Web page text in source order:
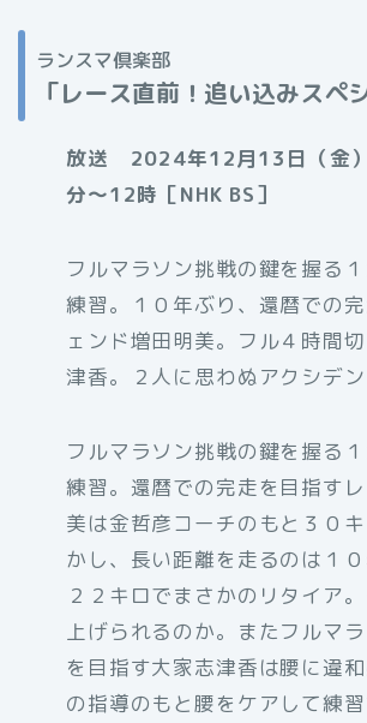
ランスマ倶楽部
「レース直前！追い込みスペ
放送 2024年12月13日（金
分〜12時［NHK BS］
フルマラソン挑戦の鍵を握る
練習。１０年ぶり、還暦での
ェンド増田明美。フル４時間
津香。２人に思わぬアクシデン
フルマラソン挑戦の鍵を握る
練習。還暦での完走を目指す
美は金哲彦コーチのもと３０
かし、長い距離を走るのは１
２２キロでまさかのリタイア
上げられるのか。またフルマ
を目指す大家志津香は腰に違
の指導のもと腰をケアして練